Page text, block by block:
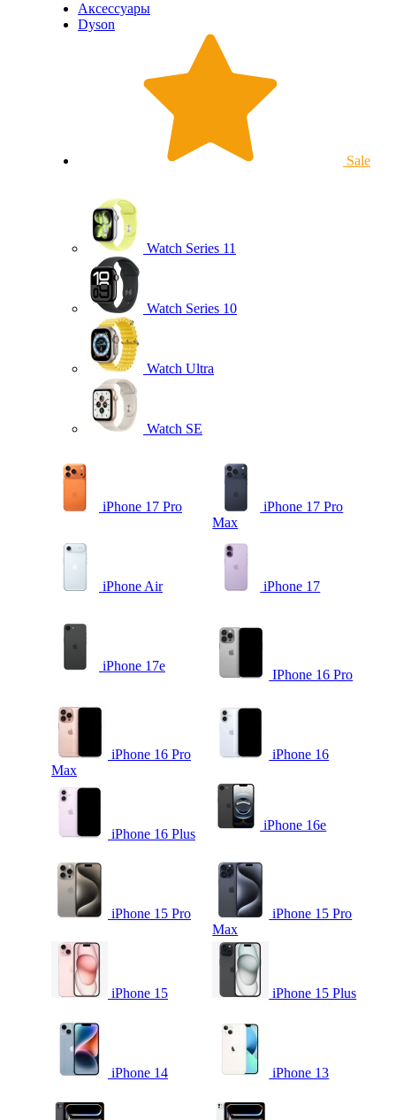
Аксессуары
Dyson
Sale
Watch Series 11
Watch Series 10
Watch Ultra
Watch SE
iPhone 17 Pro
iPhone 17 Pro
Max
iPhone Air iPhone 17
iPhone 17e
IPhone 16 Pro
iPhone 16 Pro
Max
iPhone 16
iPhone 16 Plus
iPhone 16e
iPhone 15 Pro
iPhone 15 Pro
Max
iPhone 15 iPhone 15 Plus
iPhone 14 iPhone 13